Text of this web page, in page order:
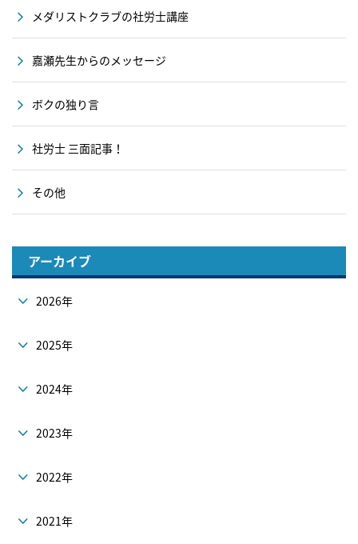
メダリストクラブの社労士講座
嘉瀬先生からのメッセージ
ボクの独り言
社労士 三面記事！
その他
アーカイブ
2026年
2025年
2024年
2023年
2022年
2021年